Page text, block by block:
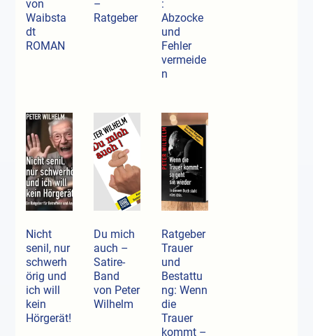
von
Waibsta
dt
ROMAN
–
Ratgeber
:
Abzocke
und
Fehler
vermeide
n
Nicht
senil, nur
schwerh
örig und
ich will
kein
Hörgerät!
Du mich
auch –
Satire-
Band
von Peter
Wilhelm
Ratgeber
Trauer
und
Bestattu
ng: Wenn
die
Trauer
kommt –